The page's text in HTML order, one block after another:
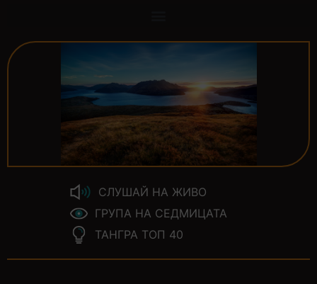
СЛУШАЙ НА ЖИВО
ГРУПА НА СЕДМИЦАТА
ТАНГРА ТОП 40